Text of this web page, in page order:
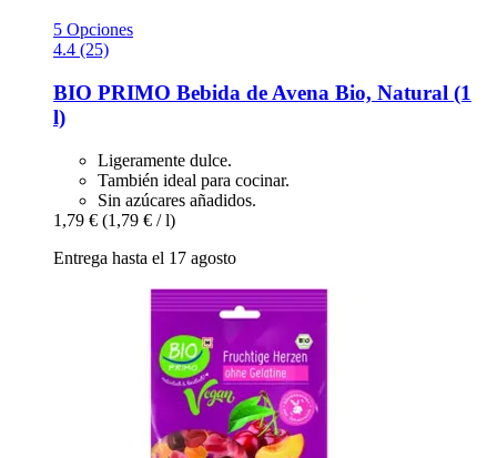
5 Opciones
4.4 (25)
BIO PRIMO Bebida de Avena Bio, Natural (1
l)
Ligeramente dulce.
También ideal para cocinar.
Sin azúcares añadidos.
1,79 € (1,79 € / l)
Entrega hasta el 17 agosto